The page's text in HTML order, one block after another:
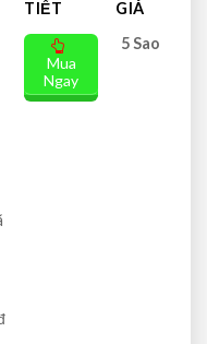
TIẾT
GIÁ
Mua
Ngay
5 Sao